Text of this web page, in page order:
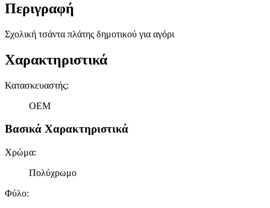
Περιγραφή
Σχολική τσάντα πλάτης δημοτικού για αγόρι
Χαρακτηριστικά
Κατασκευαστής:
OEM
Βασικά Χαρακτηριστικά
Χρώμα:
Πολύχρωμο
Φύλο: